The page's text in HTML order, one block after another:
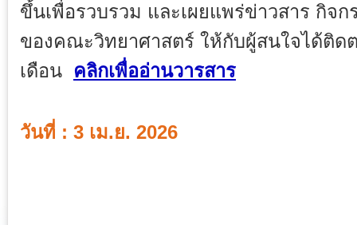
ขึ้นเพื่อรวบรวม และเผยแพร่ข่าวสาร กิจ
ของคณะวิทยาศาสตร์ ให้กับผู้สนใจได้ติด
เดือน คลิกเพื่ออ่านวารสาร
วันที่ : 3 เม.ย. 2026